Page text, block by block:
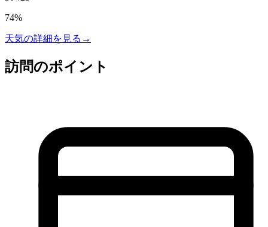
74%
天気の詳細を見る →
訪問のポイント